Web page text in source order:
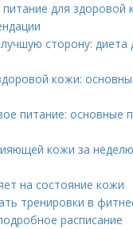
для здоровой
сторону: диета
кожи:
питание: основные
кожи за
на состояние кожи
тренировки в
расписание